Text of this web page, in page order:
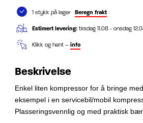
1 stykk på lager Beregn frakt
Estimert levering: tirsdag 11.08 - onsdag
Klikk og hent – info
Beskrivelse
Enkel liten kompressor for å bringe med
eksempel i en servicebil/mobil
Plasseringsvennlig og med praktisk